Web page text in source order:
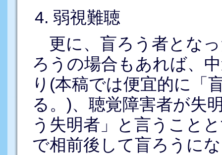
弱視難聴
更に、盲ろう者とな
ろうの場合もあれば、
り(本稿では便宜的に「
る。)、聴覚障害者が失
う失明者」と言うこと
で相前後して盲ろうに